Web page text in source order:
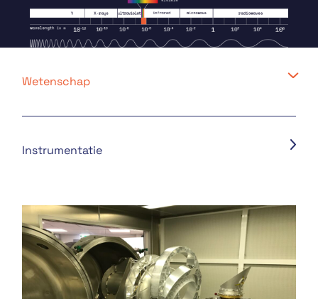
Wetenschap
Instrumentatie